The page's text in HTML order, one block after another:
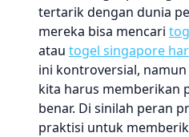
tertarik dengan dunia
mereka bisa mencari
atau togel singapore
ini kontroversial,
kita harus memberikan
benar. Di sinilah peran
praktisi untuk